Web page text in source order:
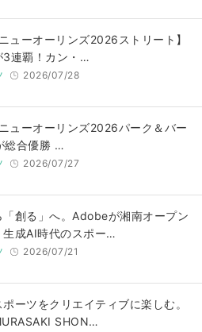
ューオーリンズ2026ストリート】
3連覇！カン・…
2026/07/28
ューオーリンズ2026パーク＆バー
総合優勝 …
2026/07/27
「創る」へ。Adobeが湘南オープン
生成AI時代のスポー…
2026/07/21
ーツをクリエイティブに楽しむ。
SHON…